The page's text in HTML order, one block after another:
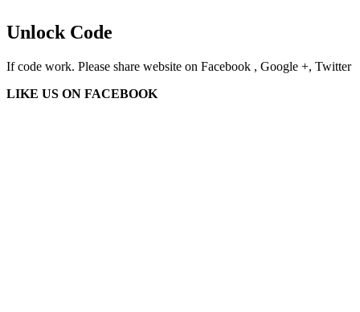
Unlock Code
If code work. Please share website on Facebook , Google +, Twitter
LIKE US ON FACEBOOK